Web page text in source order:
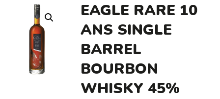
EAGLE RARE 10
ANS SINGLE
BARREL
BOURBON
WHISKY 45%